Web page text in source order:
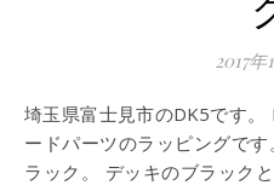
2017
埼玉県富士見市のDK5です。 BMW MINI R53 のダッシュボ
ードパーツのラッピングで
ラック。 デッキのブラック